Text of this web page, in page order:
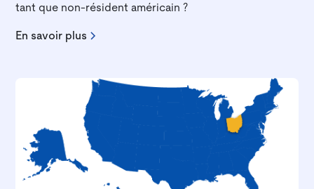
tant que non-résident américain ?
En savoir plus